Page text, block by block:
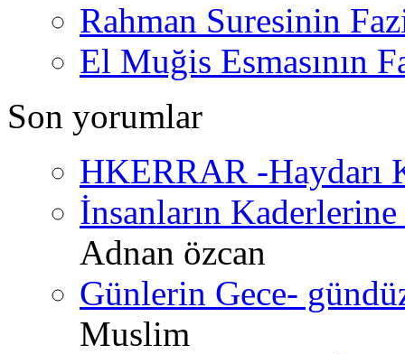
Rahman Suresinin
El Muğis Esmasının
Son yorumlar
HKERRAR -Haydarı
İnsanların
Adnan özcan
Günlerin Gece-
Muslim